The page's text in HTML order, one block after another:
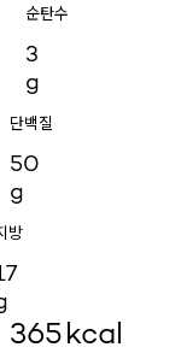
순탄수
3
g
단백질
50
g
방
365kcal